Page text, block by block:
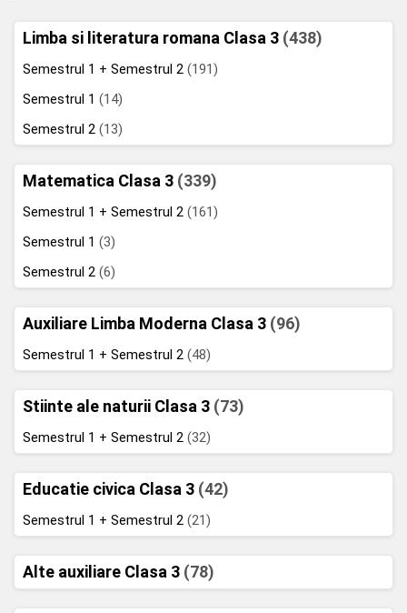
Limba si literatura romana Clasa 3 (438)
Semestrul 1 + Semestrul 2 (191)
Semestrul 1 (14)
Semestrul 2 (13)
Matematica Clasa 3 (339)
Semestrul 1 + Semestrul 2 (161)
Semestrul 1 (3)
Semestrul 2 (6)
Auxiliare Limba Moderna Clasa 3 (96)
Semestrul 1 + Semestrul 2 (48)
Stiinte ale naturii Clasa 3 (73)
Semestrul 1 + Semestrul 2 (32)
Educatie civica Clasa 3 (42)
Semestrul 1 + Semestrul 2 (21)
Alte auxiliare Clasa 3 (78)